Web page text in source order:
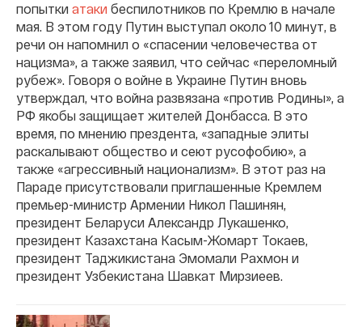
попытки атаки беспилотников по Кремлю в начале
мая. В этом году Путин выступал около 10 минут, в
речи он напомнил о «спасении человечества от
нацизма», а также заявил, что сейчас «переломный
рубеж». Говоря о войне в Украине Путин вновь
утверждал, что война развязана «против Родины», а
РФ якобы защищает жителей Донбасса. В это
время, по мнению прездента, «западные элиты
раскалывают общество и сеют русофобию», а
также «агрессивный национализм». В этот раз на
Параде присутствовали приглашенные Кремлем
премьер-министр Армении Никол Пашинян,
президент Беларуси Александр Лукашенко,
президент Казахстана Касым-Жомарт Токаев,
президент Таджикистана Эмомали Рахмон и
президент Узбекистана Шавкат Мирзиеев.